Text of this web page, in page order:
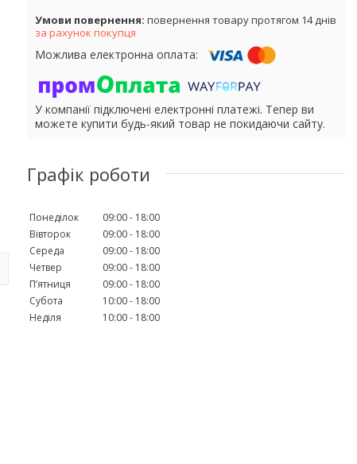
повернення товару протягом 14 днів
за рахунок покупця
У компанії підключені електронні платежі. Тепер ви
можете купити будь-який товар не покидаючи сайту.
Графік роботи
Понеділок 09:00
18:00
Вівторок
09:00
18:00
Середа
09:00
18:00
Четвер
09:00
18:00
Пʼятниця
09:00
18:00
Субота
10:00
18:00
Неділя
10:00 18:00